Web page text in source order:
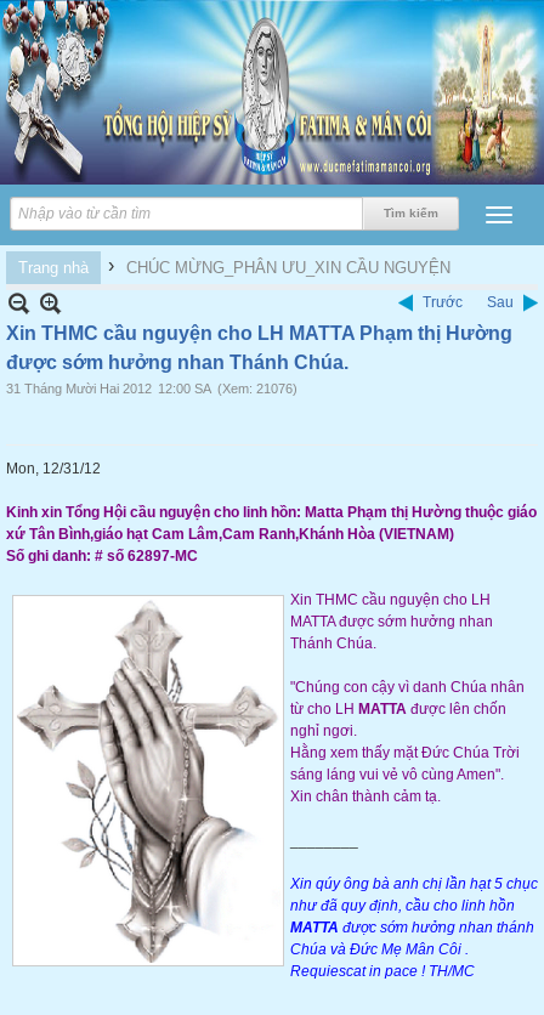
Trang nhà › CHÚC MỪNG_PHÂN ƯU_XIN CẦU NGUYỆN
Trước Sau
Xin THMC cầu nguyện cho LH MATTA Phạm thị Hường
được sớm hưởng nhan Thánh Chúa.
31 Tháng Mười Hai 2012 12:00 SA (Xem: 21076)
Mon, 12/31/12
Kinh xin Tổng Hội cầu nguyện cho linh hồn: Matta Phạm thị Hường thuộc giáo
xứ Tân Bình,giáo hạt Cam Lâm,Cam Ranh,Khánh Hòa (VIETNAM)
Số ghi danh: # số 62897-MC
Xin THMC cầu nguyện cho LH
MATTA được sớm hưởng nhan
Thánh Chúa.
"Chúng con cậy vì danh Chúa nhân
từ cho LH MATTA được lên chốn
nghỉ ngơi.
Hằng xem thấy mặt Đức Chúa Trời
sáng láng vui vẻ vô cùng Amen".
Xin chân thành cảm tạ.
Xin qúy ông bà anh chị lần hạt 5 chục
như đã quy định, cầu cho linh hồn
MATTA được sớm hưởng nhan thánh
Chúa và Đức Mẹ Mân Côi .
Requiescat in pace ! TH/MC